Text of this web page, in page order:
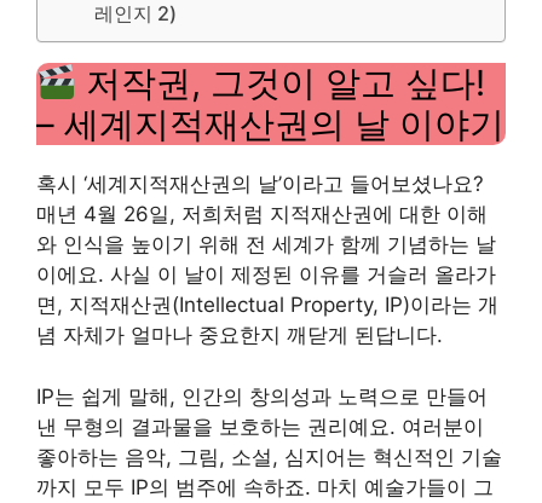
레인지 2)
저작권, 그것이 알고 싶다!
– 세계지적재산권의 날 이야기
혹시 ‘세계지적재산권의 날’이라고 들어보셨나요?
매년 4월 26일, 저희처럼 지적재산권에 대한 이해
와 인식을 높이기 위해 전 세계가 함께 기념하는 날
이에요. 사실 이 날이 제정된 이유를 거슬러 올라가
면, 지적재산권(Intellectual Property, IP)이라는 개
념 자체가 얼마나 중요한지 깨닫게 된답니다.
IP는 쉽게 말해, 인간의 창의성과 노력으로 만들어
낸 무형의 결과물을 보호하는 권리예요. 여러분이
좋아하는 음악, 그림, 소설, 심지어는 혁신적인 기술
까지 모두 IP의 범주에 속하죠. 마치 예술가들이 그